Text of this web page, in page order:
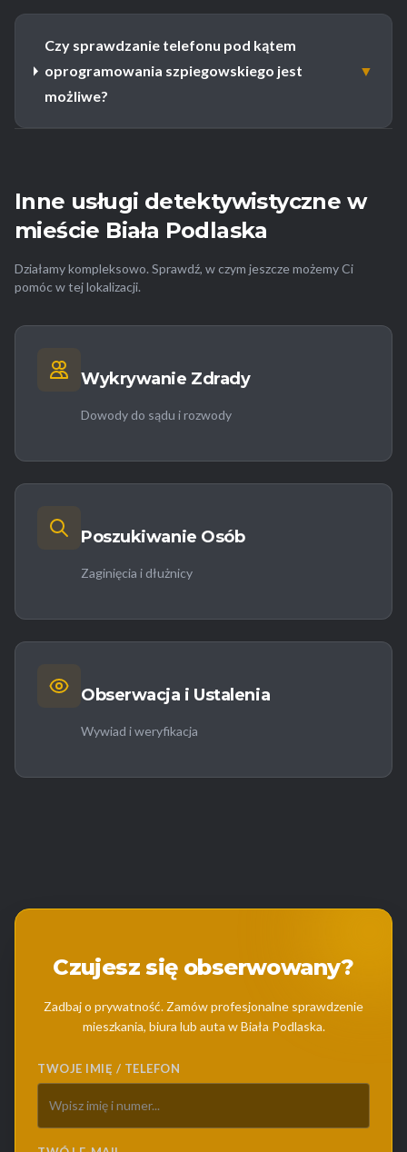
Czy sprawdzanie telefonu pod kątem
oprogramowania szpiegowskiego jest
możliwe?
▼
Inne usługi detektywistyczne w
mieście Biała Podlaska
Działamy kompleksowo. Sprawdź, w czym jeszcze możemy Ci
pomóc w tej lokalizacji.
Wykrywanie Zdrady
Dowody do sądu i rozwody
Poszukiwanie Osób
Zaginięcia i dłużnicy
Obserwacja i Ustalenia
Wywiad i weryfikacja
Czujesz się obserwowany?
Zadbaj o prywatność. Zamów profesjonalne sprawdzenie
mieszkania, biura lub auta w Biała Podlaska.
TWOJE IMIĘ / TELEFON